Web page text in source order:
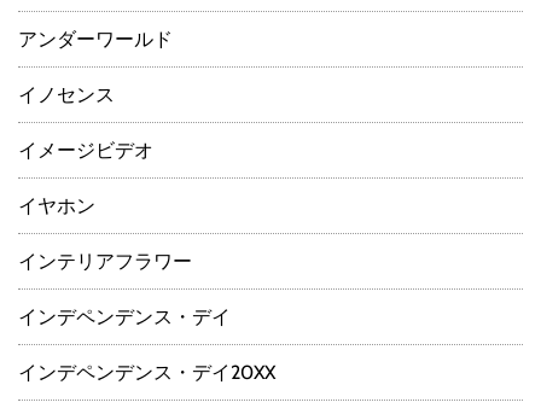
アンダーワールド
イノセンス
イメージビデオ
イヤホン
インテリアフラワー
インデペンデンス・デイ
インデペンデンス・デイ20XX